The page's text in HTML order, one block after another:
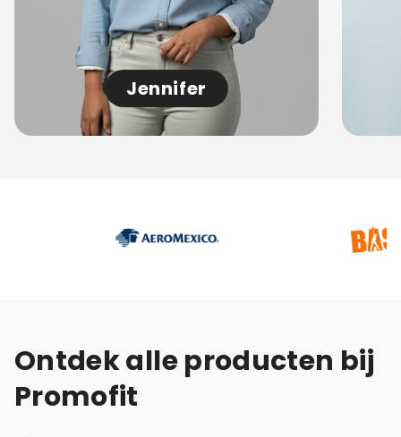
Jennifer
Ontdek alle producten bij
Promofit